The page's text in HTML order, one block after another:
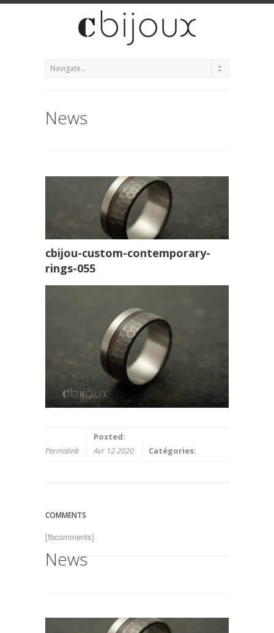
News
cbijou-custom-contemporary-
rings-055
Permalink
Posted:
Avr 12 2020
Catégories:
COMMENTS
[fbcomments]
News